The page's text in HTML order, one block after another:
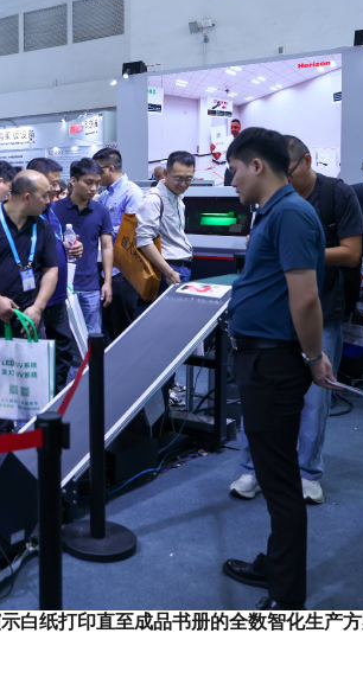
白纸打印直至成品书册的全数智化生产